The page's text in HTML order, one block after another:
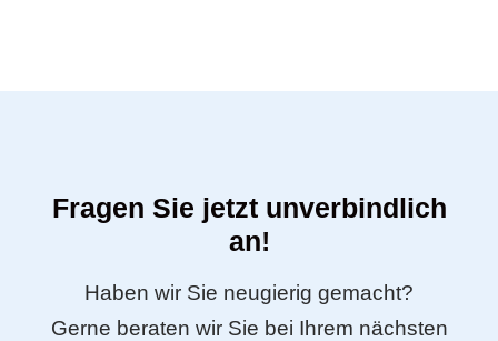
Fragen Sie jetzt unverbindlich
an!
Haben wir Sie neugierig gemacht?
Gerne beraten wir Sie bei Ihrem nächsten